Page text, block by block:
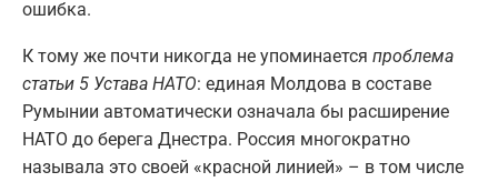
ошибка.
К тому же почти никогда не упоминается проблема
статьи 5 Устава НАТО: единая Молдова в составе
Румынии автоматически означала бы расширение
НАТО до берега Днестра. Россия многократно
называла это своей «красной линией» – в том числе